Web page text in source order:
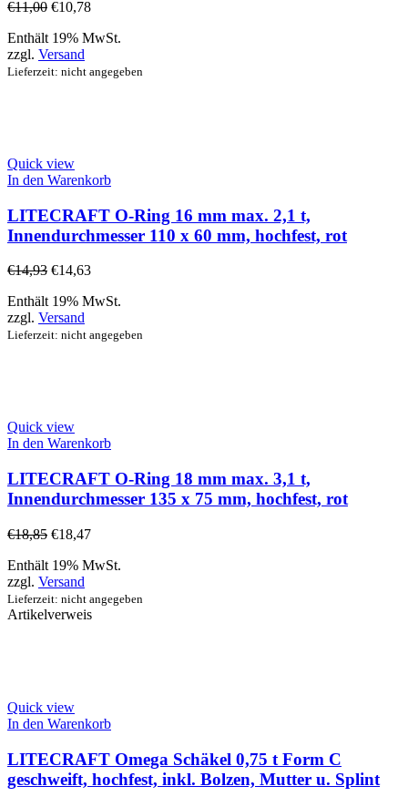
€11,00 €10,78
Enthält 19% MwSt.
zzgl. Versand
Lieferzeit: nicht angegeben
Quick view
In den Warenkorb
LITECRAFT O-Ring 16 mm max. 2,1 t,
Innendurchmesser 110 x 60 mm, hochfest, rot
€14,93 €14,63
Enthält 19% MwSt.
zzgl. Versand
Lieferzeit: nicht angegeben
Quick view
In den Warenkorb
LITECRAFT O-Ring 18 mm max. 3,1 t,
Innendurchmesser 135 x 75 mm, hochfest, rot
€18,85 €18,47
Enthält 19% MwSt.
zzgl. Versand
Lieferzeit: nicht angegeben
Artikelverweis
Quick view
In den Warenkorb
LITECRAFT Omega Schäkel 0,75 t Form C
geschweift, hochfest, inkl. Bolzen, Mutter u. Splint